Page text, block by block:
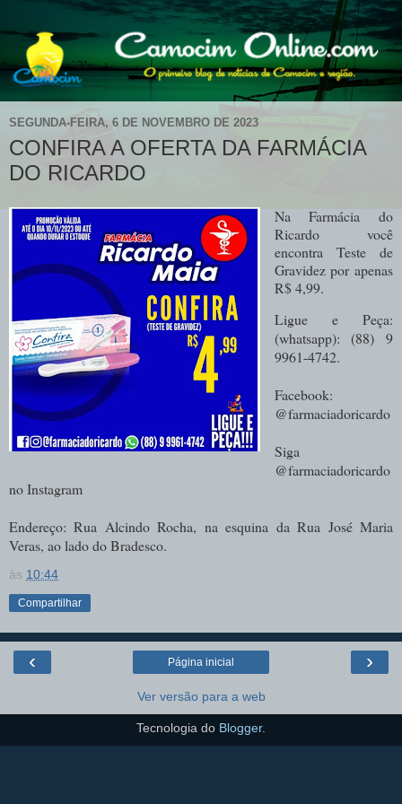
SEGUNDA-FEIRA, 6 DE NOVEMBRO DE 2023
CONFIRA A OFERTA DA FARMÁCIA
DO RICARDO
Na Farmácia do
Ricardo você
encontra Teste de
Gravidez por apenas
R$ 4,99.
Ligue e Peça:
(whatsapp): (88) 9
9961-4742.
Facebook:
@farmaciadoricardo
Siga
@farmaciadoricardo
no Instagram
Endereço: Rua Alcindo Rocha, na esquina da Rua José Maria
Veras, ao lado do Bradesco.
às 10:44
Compartilhar
‹ ›
Página inicial
Ver versão para a web
Tecnologia do Blogger.